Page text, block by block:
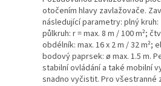
otočením hlavy zavlažovače.
následující parametry: plný kruh:
půlkruh: r = max. 8 m / 100 m²;
obdélník: max. 16 x 2 m / 32 m²;
bodový paprsek: ø max. 1.5 m.
stabilní ovládání a také mobilní
snadno vyčistit. Pro všestranné